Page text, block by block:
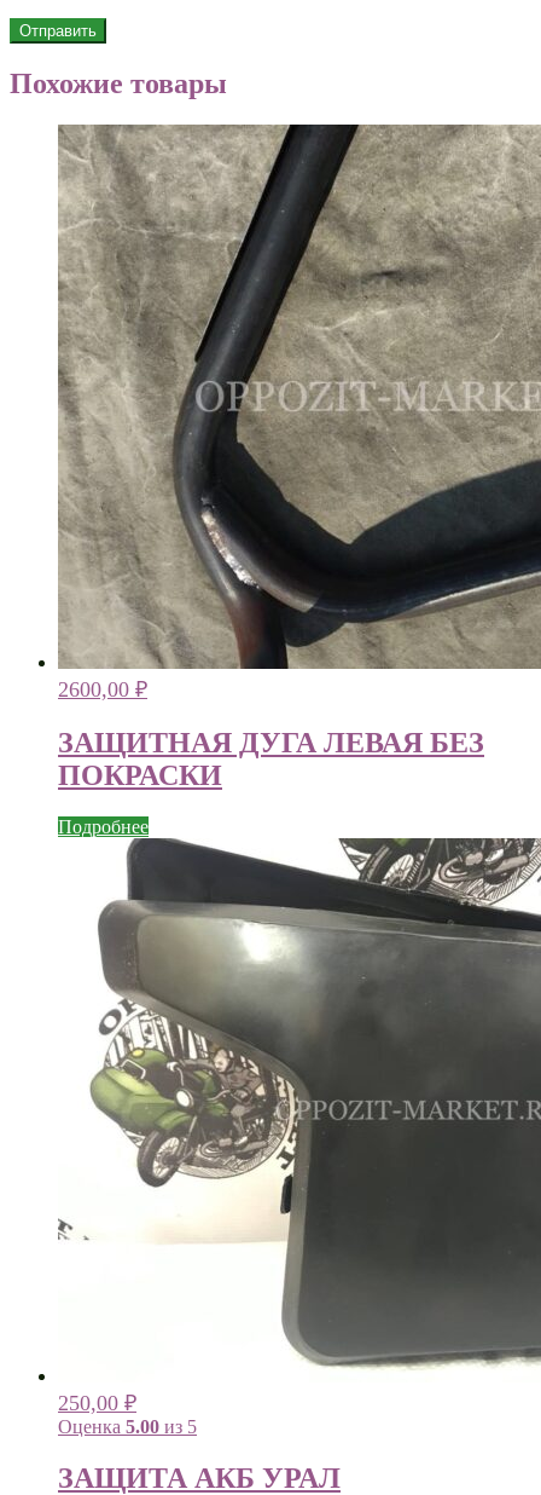
Похожие товары
2600,00 ₽
ЗАЩИТНАЯ ДУГА ЛЕВАЯ БЕЗ
ПОКРАСКИ
Подробнее
250,00 ₽
Оценка 5.00 из 5
ЗАЩИТА АКБ УРАЛ